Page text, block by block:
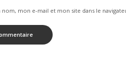
nom, mon e-mail et mon site dans le